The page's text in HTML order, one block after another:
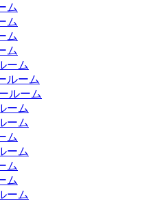
ム
ム
ム
ム
ーム
ルーム
ルーム
ーム
ーム
ム
ーム
ム
ム
ーム